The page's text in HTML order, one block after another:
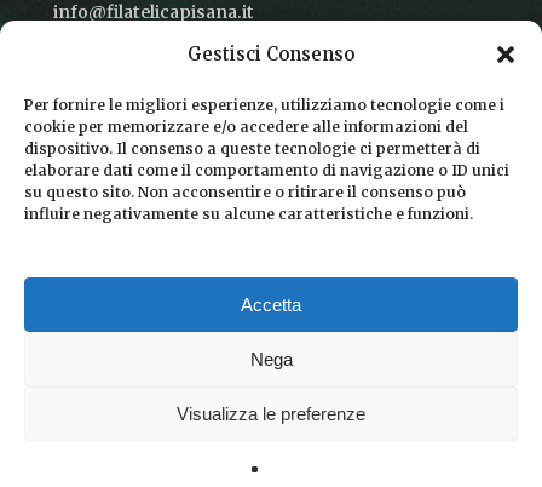
Gestisci Consenso
Per fornire le migliori esperienze, utilizziamo tecnologie come i
cookie per memorizzare e/o accedere alle informazioni del
dispositivo. Il consenso a queste tecnologie ci permetterà di
elaborare dati come il comportamento di navigazione o ID unici
su questo sito. Non acconsentire o ritirare il consenso può
influire negativamente su alcune caratteristiche e funzioni.
Accetta
Nega
Visualizza le preferenze
info@filatelicapisana.it
CONDIZIONI DI VENDITA
INFORMATIVA SULLA PRIVACY
COOKIE POLICY